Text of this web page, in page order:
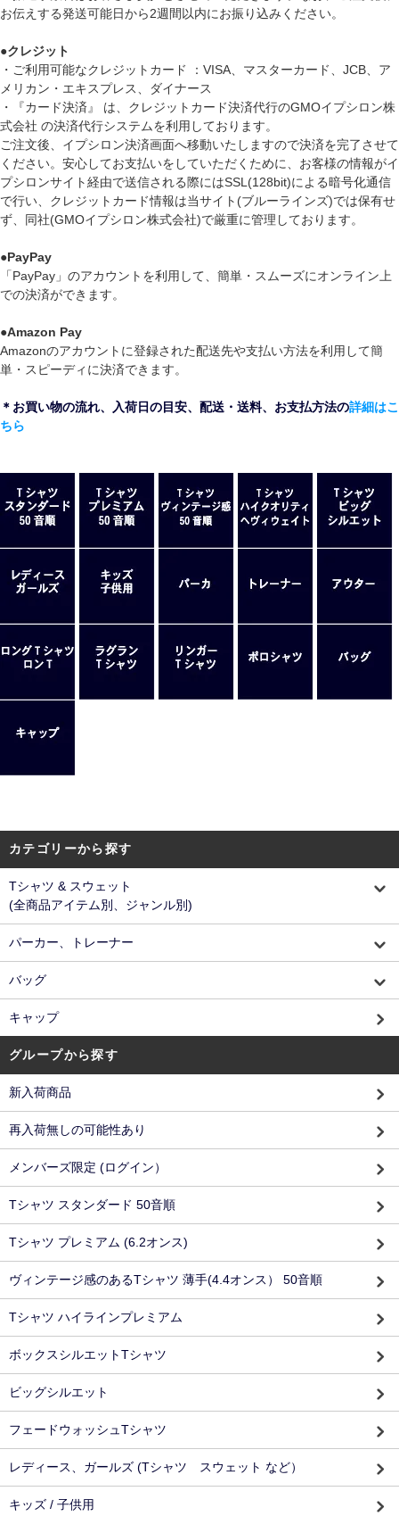
お伝えする発送可能日から2週間以内にお振り込みください。
●クレジット
・ご利用可能なクレジットカード ：VISA、マスターカード、JCB、ア
メリカン・エキスプレス、ダイナース
・『カード決済』 は、クレジットカード決済代行のGMOイプシロン株
式会社 の決済代行システムを利用しております。
ご注文後、イプシロン決済画面へ移動いたしますので決済を完了させて
ください。安心してお支払いをしていただくために、お客様の情報がイ
プシロンサイト経由で送信される際にはSSL(128bit)による暗号化通信
で行い、クレジットカード情報は当サイト(ブルーラインズ)では保有せ
ず、同社(GMOイプシロン株式会社)で厳重に管理しております。
●PayPay
「PayPay」のアカウントを利用して、簡単・スムーズにオンライン上
での決済ができます。
●Amazon Pay
Amazonのアカウントに登録された配送先や支払い方法を利用して簡
単・スピーディに決済できます。
＊お買い物の流れ、入荷日の目安、配送・送料、お支払方法の詳細はこ
ちら
カテゴリーから探す
Tシャツ & スウェット
(全商品アイテム別、ジャンル別)
パーカー、トレーナー
バッグ
キャップ
グループから探す
新入荷商品
再入荷無しの可能性あり
メンバーズ限定 (ログイン）
Tシャツ スタンダード 50音順
Tシャツ プレミアム (6.2オンス)
ヴィンテージ感のあるTシャツ 薄手(4.4オンス） 50音順
Tシャツ ハイラインプレミアム
ボックスシルエットTシャツ
ビッグシルエット
フェードウォッシュTシャツ
レディース、ガールズ (Tシャツ スウェット など）
キッズ / 子供用